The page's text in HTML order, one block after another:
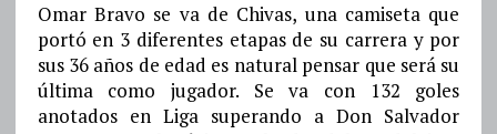
Omar Bravo se va de Chivas, una camiseta que
portó en 3 diferentes etapas de su carrera y por
sus 36 años de edad es natural pensar que será su
última como jugador. Se va con 132 goles
anotados en Liga superando a Don Salvador